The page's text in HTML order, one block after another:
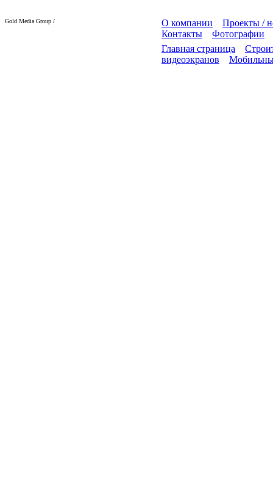
О компании
Проекты /
Контакты
Фотографии
Главная страница
видеоэкранов
Gold Media Group /